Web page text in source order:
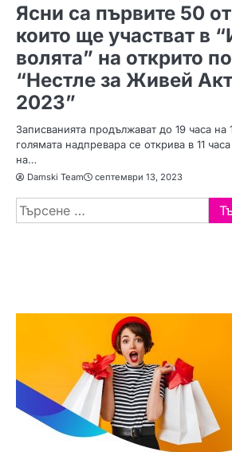
Ясни са първите 50
които ще участват в
волята” на открито
“Нестле за Живей
2023”
Записванията продължават до 19 часа
голямата надпревара се открива в 11
на…
Damski Team септември 13, 2023
Търсене
за: